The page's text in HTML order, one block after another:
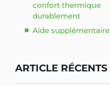
confort thermique
durablement
Aide supplémentaire
ARTICLE RÉCENTS